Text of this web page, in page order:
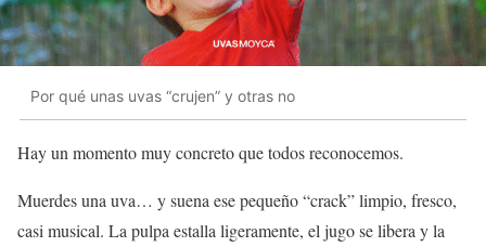
Por qué unas uvas “crujen” y otras no
Hay un momento muy concreto que todos reconocemos.
Muerdes una uva… y suena ese pequeño “crack” limpio, fresco,
casi musical. La pulpa estalla ligeramente, el jugo se libera y la